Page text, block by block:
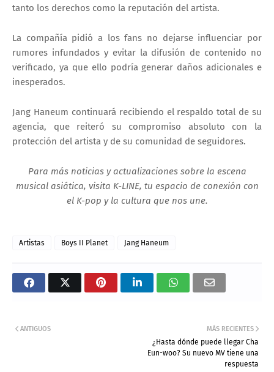
tanto los derechos como la reputación del artista.
La compañía pidió a los fans no dejarse influenciar por
rumores infundados y evitar la difusión de contenido no
verificado, ya que ello podría generar daños adicionales e
inesperados.
Jang Haneum continuará recibiendo el respaldo total de su
agencia, que reiteró su compromiso absoluto con la
protección del artista y de su comunidad de seguidores.
Para más noticias y actualizaciones sobre la escena
musical asiática, visita K-LINE, tu espacio de conexión con
el K-pop y la cultura que nos une.
Artistas Boys II Planet Jang Haneum
MÁS RECIENTES
¿Hasta dónde puede llegar Cha
Eun-woo? Su nuevo MV tiene una
respuesta
ANTIGUOS